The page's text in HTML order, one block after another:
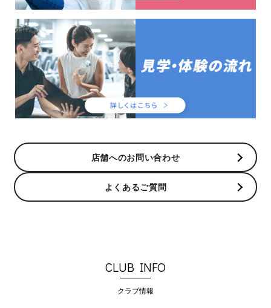
店舗へのお問い合わせ
よくあるご質問
CLUB INFO
クラブ情報